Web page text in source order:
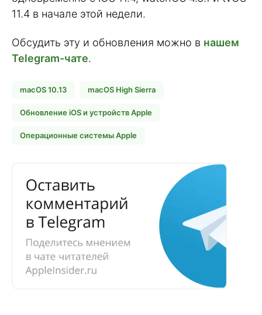
11.4 в начале этой недели.
Обсудить эту и обновления можно в нашем
Telegram-чате.
macOS 10.13 macOS High Sierra
Обновление iOS и устройств Apple
Операционные системы Apple